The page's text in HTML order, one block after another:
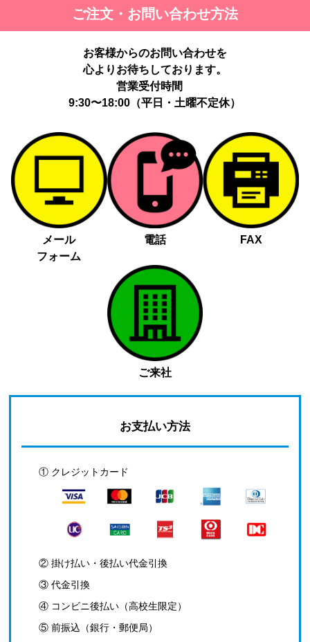
ご注文・お問い合わせ方法
お客様からのお問い合わせを
心よりお待ちしております。
営業受付時間
9:30〜18:00（平日・土曜不定休）
メール
フォーム
電話 FAX
ご来社
お支払い方法
① クレジットカード
② 掛け払い・後払い代金引換
③ 代金引換
④ コンビニ後払い（高校生限定）
⑤ 前振込（銀行・郵便局）